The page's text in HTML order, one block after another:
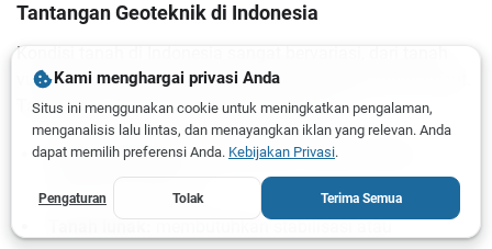
Tantangan Geoteknik di Indonesia
Kondisi tanah di Indonesia sangat bervariasi, dari tanah
vulkanik, tanah gambut, tanah aluvial, hingga tanah laterit.
Tantangan umum di lapangan antara lain:
Tanah ekspansif:menyebabkan retakan akibat
perubahan kadar air;
Tanah lunak:membutuhkan stabilisasi atau
Kami menghargai privasi Anda
Situs ini menggunakan cookie untuk meningkatkan pengalaman,
menganalisis lalu lintas, dan menayangkan iklan yang relevan. Anda
dapat memilih preferensi Anda. Kebijakan Privasi.
Pengaturan Tolak Terima Semua